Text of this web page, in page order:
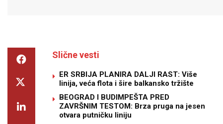
Slične vesti
ER SRBIJA PLANIRA DALJI RAST: Više
linija, veća flota i šire balkansko tržište
BEOGRAD I BUDIMPEŠTA PRED
ZAVRŠNIM TESTOM: Brza pruga na jesen
otvara putničku liniju